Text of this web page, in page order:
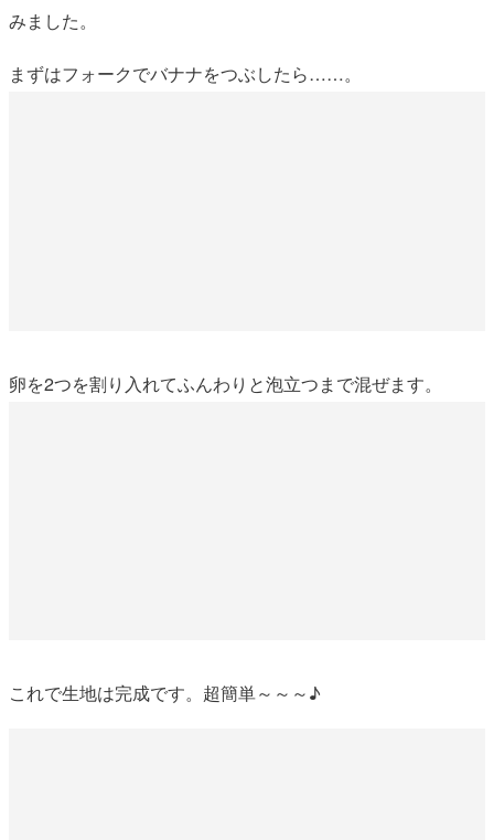
みました。
まずはフォークでバナナをつぶしたら……。
卵を2つを割り入れてふんわりと泡立つまで混ぜます。
これで生地は完成です。超簡単～～～♪